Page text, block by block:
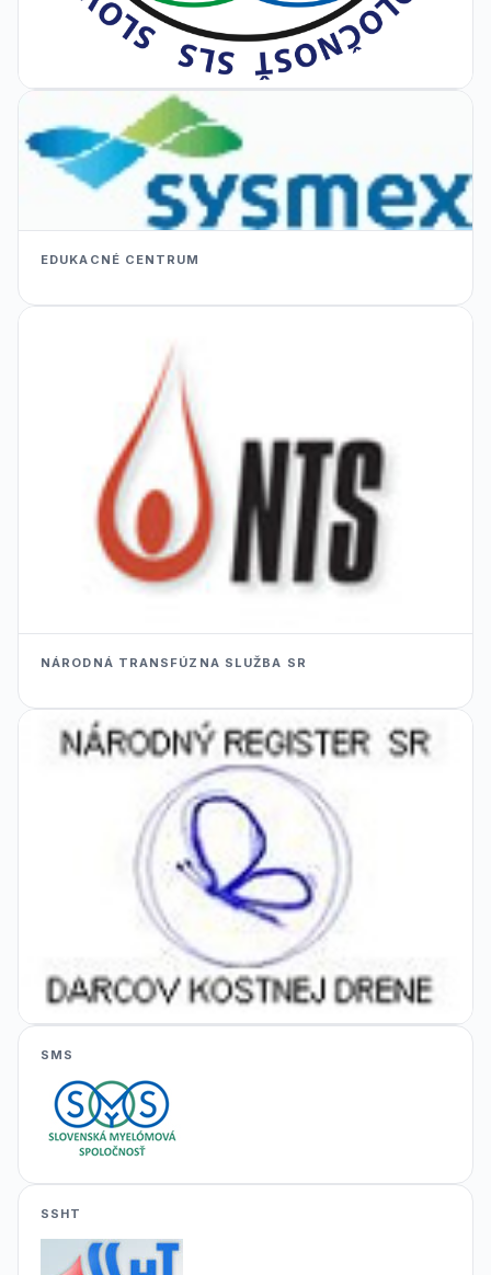
EDUKACNÉ CENTRUM
NÁRODNÁ TRANSFÚZNA SLUŽBA SR
SMS
SSHT